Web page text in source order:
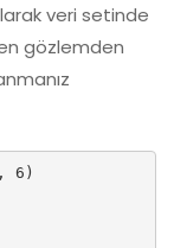
veri setinde
gözlemden
6)